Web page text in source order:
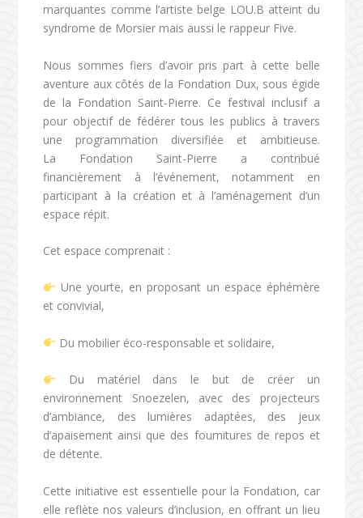
marquantes comme l’artiste belge LOU.B atteint du
syndrome de Morsier mais aussi le rappeur Five.
Nous sommes fiers d’avoir pris part à cette belle
aventure aux côtés de la Fondation Dux, sous égide
de la Fondation Saint-Pierre. Ce festival inclusif a
pour objectif de fédérer tous les publics à travers
une programmation diversifiée et ambitieuse.
La Fondation Saint-Pierre a contribué
financièrement à l’événement, notamment en
participant à la création et à l’aménagement d’un
espace répit.
Cet espace comprenait :
Une yourte, en proposant un espace éphémère
et convivial,
Du mobilier éco-responsable et solidaire,
Du matériel dans le but de créer un
environnement Snoezelen, avec des projecteurs
d’ambiance, des lumières adaptées, des jeux
d’apaisement ainsi que des fournitures de repos et
de détente.
Cette initiative est essentielle pour la Fondation, car
elle reflète nos valeurs d’inclusion, en offrant un lieu